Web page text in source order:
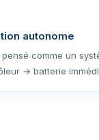
autonome
pensé comme un
→ batterie